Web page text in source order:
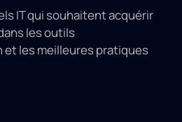
IT qui souhaitent acquérir
les outils
et les meilleures pratiques